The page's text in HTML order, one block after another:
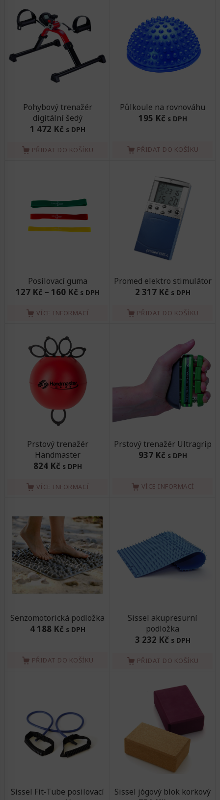
Pohybový trenažér
digitální šedý
1 472 Kč s DPH
PŘIDAT DO KOŠÍKU
Půlkoule na rovnováhu
195 Kč s DPH
PŘIDAT DO KOŠÍKU
Posilovací guma
127 Kč– 160 Kč s DPH
VÍCE INFORMACÍ
Promed elektro stimulátor
2 317 Kč s DPH
PŘIDAT DO KOŠÍKU
Prstový trenažér
Handmaster
824 Kč s DPH
VÍCE INFORMACÍ
Prstový trenažér Ultragrip
937 Kč s DPH
VÍCE INFORMACÍ
Senzomotorická podložka
4 188 Kč s DPH
PŘIDAT DO KOŠÍKU
Sissel akupresurní
podložka
3 232 Kč s DPH
PŘIDAT DO KOŠÍKU
Sissel Fit-Tube posilovací
Sissel jógový blok korkový